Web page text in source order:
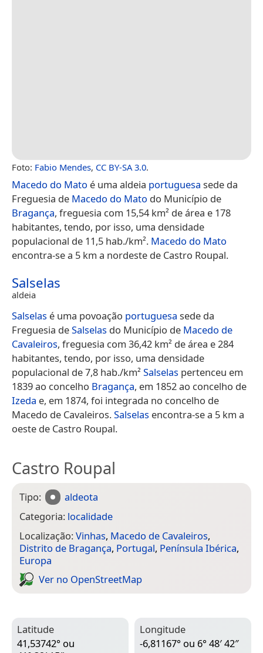
Foto: Fabio Mendes, CC BY-SA 3.0.
Macedo do Mato é uma aldeia portuguesa sede da
Freguesia de Macedo do Mato do Município de
Bragança, freguesia com 15,54 km² de área e 178
habitantes, tendo, por isso, uma densidade
populacional de 11,5 hab./km². Macedo do Mato
encontra-se a 5 km a nordeste de Castro Roupal.
Salselas
aldeia
Salselas é uma povoação portuguesa sede da
Freguesia deSalselas do Município de Macedo de
Cavaleiros, freguesia com 36,42 km² de área e 284
habitantes, tendo, por isso, uma densidade
populacional de 7,8 hab./km² Salselas pertenceu em
1839 ao concelho Bragança, em 1852 ao concelho de
Izeda e, em 1874, foi integrada no concelho de
Macedo de Cavaleiros.Salselas encontra-se a 5 km a
oeste de Castro Roupal.
Castro Roupal
Tipo:
aldeota
Categoria: localidade
Localização:Vinhas, Macedo de Cavaleiros,
Distrito de Bragança, Portugal, Península Ibérica,
Europa
Ver no Open­Street­Map
Latitude
41,53742° ou
Longitude
-6,81167° ou 6° 48′ 42″